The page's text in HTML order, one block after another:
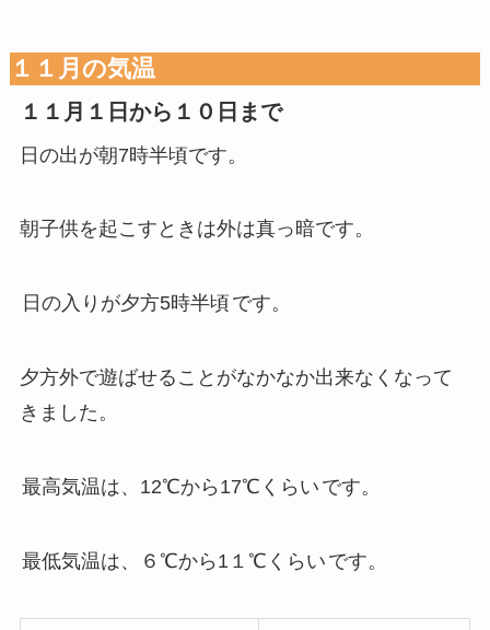
１１月の気温
１１月１日から１０日まで
日の出が朝7時半頃です。
朝子供を起こすときは外は真っ暗です。
日の入りが夕方5時半頃 です。
夕方外で遊ばせることがなかなか出来なくなって
きました。
最高気温は、12℃から17℃くらい です。
最低気温は、６℃から1１℃くらい です。